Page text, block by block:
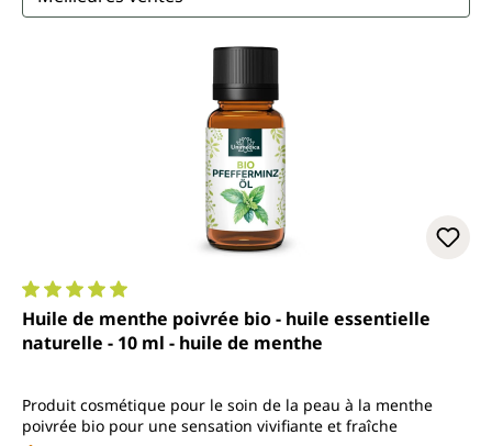
Note moyenne de 5 sur 5 étoiles
Huile de menthe poivrée bio - huile essentielle
naturelle - 10 ml - huile de menthe
Produit cosmétique pour le soin de la peau à la menthe
poivrée bio pour une sensation vivifiante et fraîche